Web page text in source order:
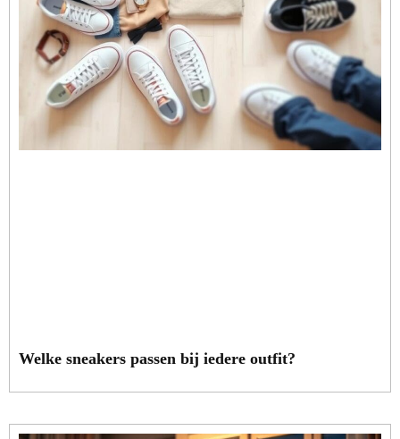
Welke sneakers passen bij iedere outfit?